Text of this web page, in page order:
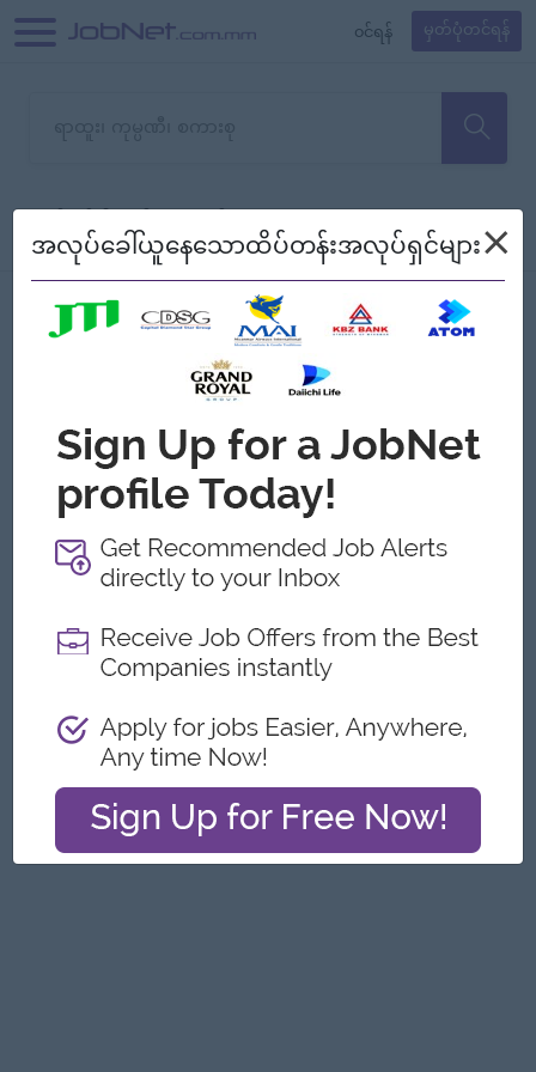
၀င်ရန် မှတ်ပုံတင်ရန်
သော အလုပ်မရှိသေးပါ။
စစ်ရန် စဉ်၍ကြည့်မည်
Myanmar
အလုပ်ခေါ်ယူနေသောထိပ်တန်းအလုပ်ရှင်များ×